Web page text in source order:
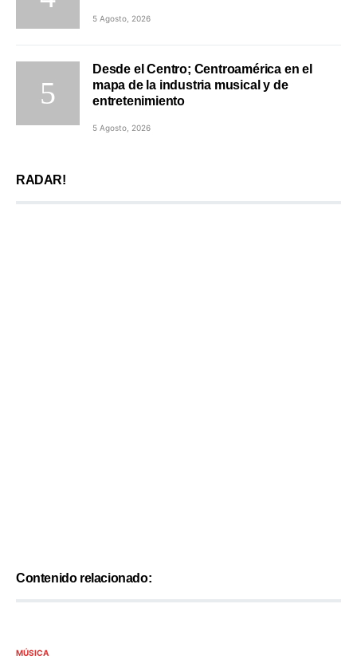
5 Agosto, 2026
Desde el Centro; Centroamérica en el
mapa de la industria musical y de
entretenimiento
5 Agosto, 2026
RADAR!
Contenido relacionado:
MÚSICA